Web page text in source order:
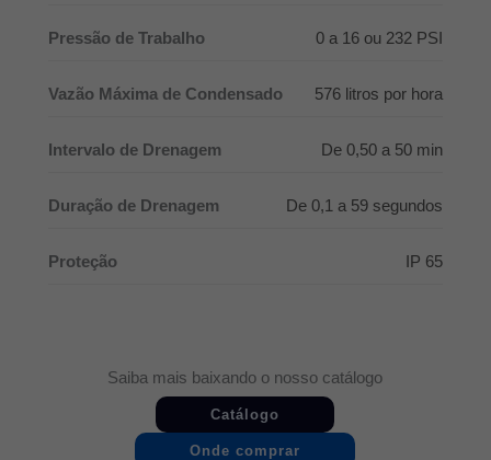
Pressão de Trabalho 0 a 16 ou 232 PSI
Vazão Máxima de Condensado 576 litros por hora
Intervalo de Drenagem De 0,50 a 50 min
Duração de Drenagem De 0,1 a 59 segundos
Proteção IP 65
Saiba mais baixando o nosso catálogo
Catálogo
Onde comprar